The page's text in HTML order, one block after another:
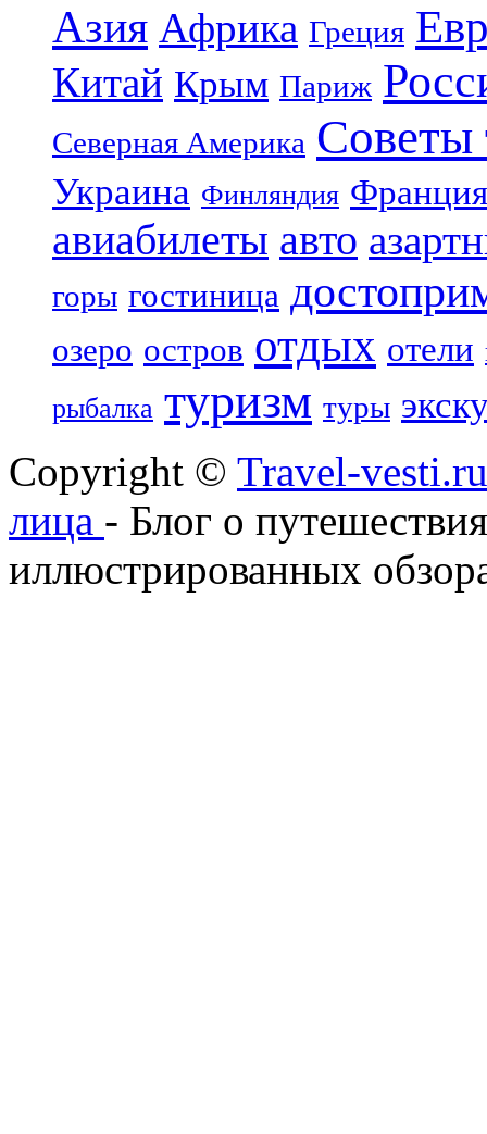
Азия Африка Греция
Китай Крым Париж
Северная Америка Советы
Украина Финляндия Франция
авиабилеты авто
горы гостиница
озеро остров отдых отели
рыбалка туризм туры
Copyright © Travel-
лица - Блог о
иллюстрированных